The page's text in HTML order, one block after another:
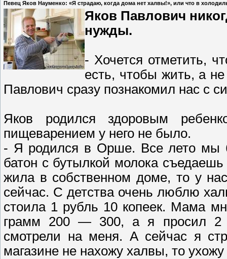
Певец Яков Науменко: «Я страдаю, когда дома нет халвы!», или что в
Яков Павлович
нужды.
- Хочется отметить,
есть, чтобы жить, а
Павлович сразу познакомил нас с
Яков родился здоровым
пищеварением у него не было.
- Я родился в Орше. Все лето мы
батон с бутылкой молока
жила в собственном доме, то у
сейчас. С детства очень люблю
стоила 1 рубль 10 копеек. Мама
грамм 200 — 300, а я просил 2
смотрели на меня. А сейчас я
магазине не нахожу халвы, то